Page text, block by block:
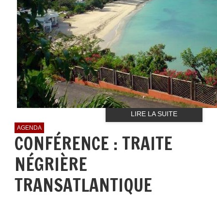
LIRE LA SUITE
AGENDA
CONFÉRENCE : TRAITE
NÉGRIÈRE
TRANSATLANTIQUE